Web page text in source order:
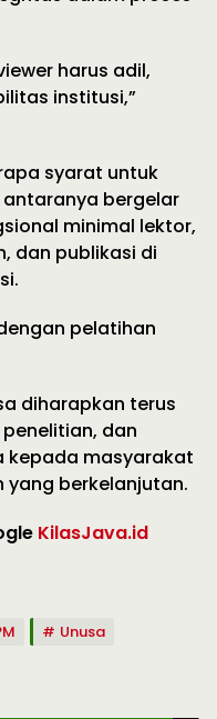
harus adil,
institusi,”
syarat untuk
antaranya bergelar
minimal lektor,
dan publikasi di
pelatihan
diharapkan terus
dan
kepada masyarakat
berkelanjutan.
KilasJava.id
Unusa